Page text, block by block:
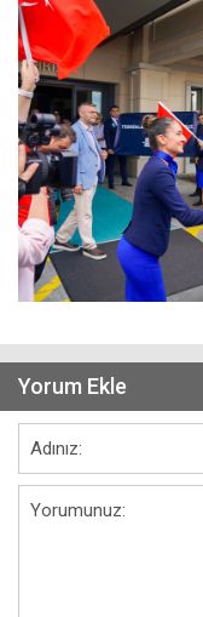
Yorum Ekle